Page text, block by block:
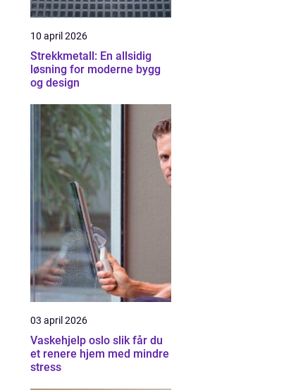
10 april 2026
Strekkmetall: En allsidig
løsning for moderne bygg
og design
03 april 2026
Vaskehjelp oslo slik får du
et renere hjem med mindre
stress